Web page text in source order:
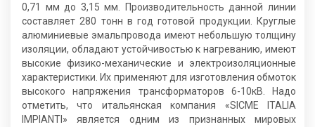
0,71 мм до 3,15 мм. Производительность данной линии
составляет 280 тонн в год готовой продукции. Круглые
алюминиевые эмальпровода имеют небольшую толщину
изоляции, обладают устойчивостью к нагреванию, имеют
высокие физико-механические и электроизоляционные
характеристики. Их применяют для изготовления обмоток
высокого напряжения трансформаторов 6-10кВ. Надо
отметить, что итальянская компания «SICME ITALIA
IMPIANTI» является одним из признанных мировых